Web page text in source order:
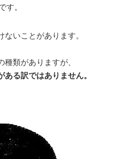
す。
いことがあります。
種類がありますが、
る訳ではありません。